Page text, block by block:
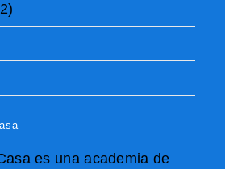
es una academia de